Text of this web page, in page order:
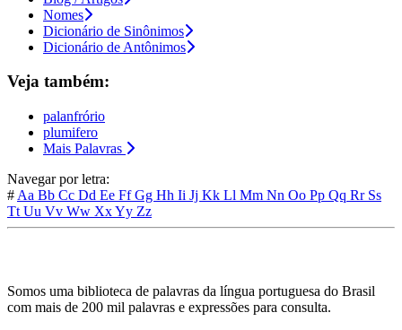
Nomes
Dicionário de Sinônimos
Dicionário de Antônimos
Veja também:
palanfrório
plumifero
Mais Palavras
Navegar por letra:
# Aa Bb Cc Dd Ee FfGg Hh Ii Jj Kk Ll Mm Nn Oo Pp Qq Rr Ss
Tt Uu Vv Ww XxYy Zz
Somos uma biblioteca de palavras da língua portuguesa do Brasil
com mais de 200 mil palavras e expressões para consulta.